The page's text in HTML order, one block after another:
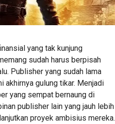
yang tak kunjung
sudah harus berpisah
Publisher yang sudah lama
akhirnya gulung tikar. Menjadi
yang sempat bernaung di
publisher lain yang jauh lebih
proyek ambisius mereka.